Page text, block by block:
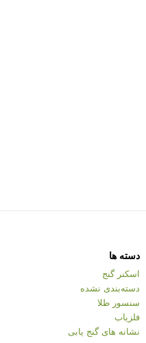
دسته ها
اسکنر گنج
دسته‌بندی نشده
سنسور طلا
فلزیاب
نشانه های گنج یابی